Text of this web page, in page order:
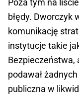
Poza tym na
błędy. Dworczyk
komunikację
instytucje takie
Bezpieczeństwa,
podawał
publiczna w